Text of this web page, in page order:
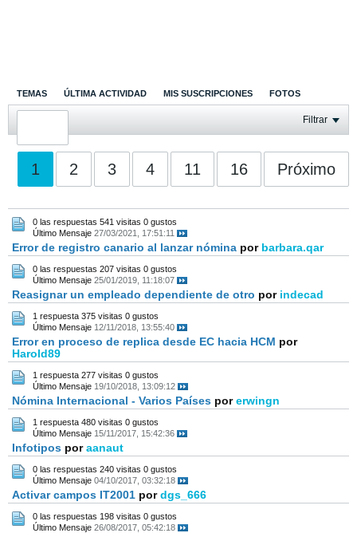
TEMAS ÚLTIMA ACTIVIDAD MIS SUSCRIPCIONES FOTOS
Filtrar
1 2 3 4 11 16 Próximo
Error de registro canario al lanzar nómina por barbara.qar
0 las respuestas 541 visitas 0 gustos
Último Mensaje 27/03/2021, 17:51:11
Reasignar un empleado dependiente de otro por indecad
0 las respuestas 207 visitas 0 gustos
Último Mensaje 25/01/2019, 11:18:07
Error en proceso de replica desde EC hacia HCM por
Harold89
1 respuesta 375 visitas 0 gustos
Último Mensaje 12/11/2018, 13:55:40
Nómina Internacional - Varios Países porerwingn
1 respuesta 277 visitas 0 gustos
Último Mensaje 19/10/2018, 13:09:12
Infotipos poraanaut
1 respuesta 480 visitas 0 gustos
Último Mensaje 15/11/2017, 15:42:36
Activar campos IT2001 pordgs_666
0 las respuestas 240 visitas 0 gustos
Último Mensaje 04/10/2017, 03:32:18
0 las respuestas 198 visitas 0 gustos
Último Mensaje 26/08/2017, 05:42:18